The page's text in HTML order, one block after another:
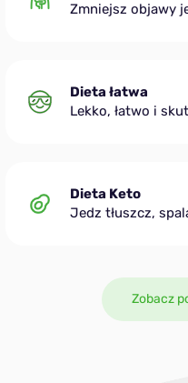
Zmniejsz objawy
Dieta łatwa
Lekko, łatwo i
Dieta Keto
Jedz tłuszcz,
Zobacz